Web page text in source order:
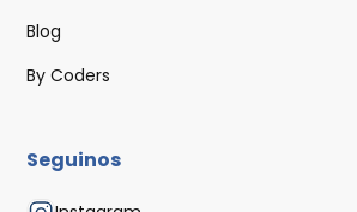
Blog
By Coders
Seguinos